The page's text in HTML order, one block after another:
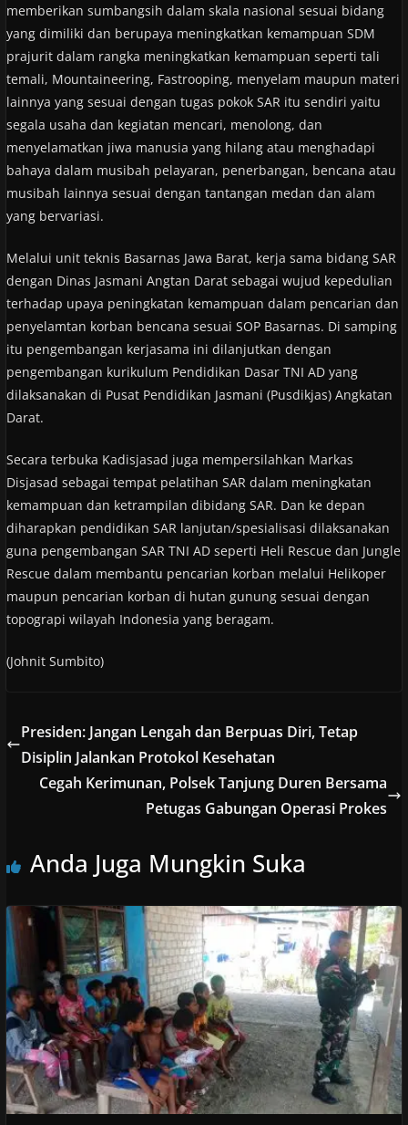
memberikan sumbangsih dalam skala nasional sesuai bidang
yang dimiliki dan berupaya meningkatkan kemampuan SDM
prajurit dalam rangka meningkatkan kemampuan seperti tali
temali, Mountaineering, Fastrooping, menyelam maupun materi
lainnya yang sesuai dengan tugas pokok SAR itu sendiri yaitu
segala usaha dan kegiatan mencari, menolong, dan
menyelamatkan jiwa manusia yang hilang atau menghadapi
bahaya dalam musibah pelayaran, penerbangan, bencana atau
musibah lainnya sesuai dengan tantangan medan dan alam
yang bervariasi.
Melalui unit teknis Basarnas Jawa Barat, kerja sama bidang SAR
dengan Dinas Jasmani Angtan Darat sebagai wujud kepedulian
terhadap upaya peningkatan kemampuan dalam pencarian dan
penyelamtan korban bencana sesuai SOP Basarnas. Di samping
itu pengembangan kerjasama ini dilanjutkan dengan
pengembangan kurikulum Pendidikan Dasar TNI AD yang
dilaksanakan di Pusat Pendidikan Jasmani (Pusdikjas) Angkatan
Darat.
Secara terbuka Kadisjasad juga mempersilahkan Markas
Disjasad sebagai tempat pelatihan SAR dalam meningkatan
kemampuan dan ketrampilan dibidang SAR. Dan ke depan
diharapkan pendidikan SAR lanjutan/spesialisasi dilaksanakan
guna pengembangan SAR TNI AD seperti Heli Rescue dan Jungle
Rescue dalam membantu pencarian korban melalui Helikoper
maupun pencarian korban di hutan gunung sesuai dengan
topograpi wilayah Indonesia yang beragam.
(Johnit Sumbito)
Presiden: Jangan Lengah dan Berpuas Diri, Tetap
Disiplin Jalankan Protokol Kesehatan
Cegah Kerimunan, Polsek Tanjung Duren Bersama
Petugas Gabungan Operasi Prokes
Anda Juga Mungkin Suka